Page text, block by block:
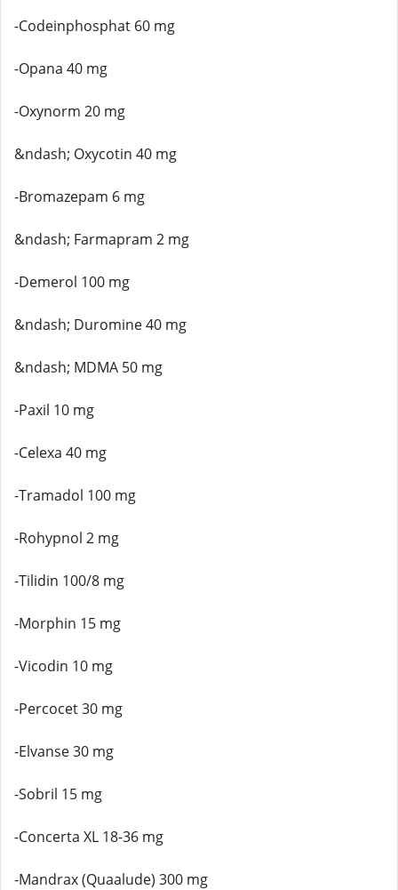
-Codeinphosphat 60 mg
-Opana 40 mg
-Oxynorm 20 mg
&ndash; Oxycotin 40 mg
-Bromazepam 6 mg
&ndash; Farmapram 2 mg
-Demerol 100 mg
&ndash; Duromine 40 mg
&ndash; MDMA 50 mg
-Paxil 10 mg
-Celexa 40 mg
-Tramadol 100 mg
-Rohypnol 2 mg
-Tilidin 100/8 mg
-Morphin 15 mg
-Vicodin 10 mg
-Percocet 30 mg
-Elvanse 30 mg
-Sobril 15 mg
-Concerta XL 18-36 mg
-Mandrax (Quaalude) 300 mg